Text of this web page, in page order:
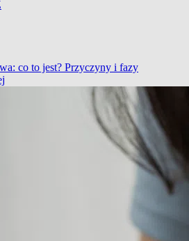
co to jest? Przyczyny i fazy